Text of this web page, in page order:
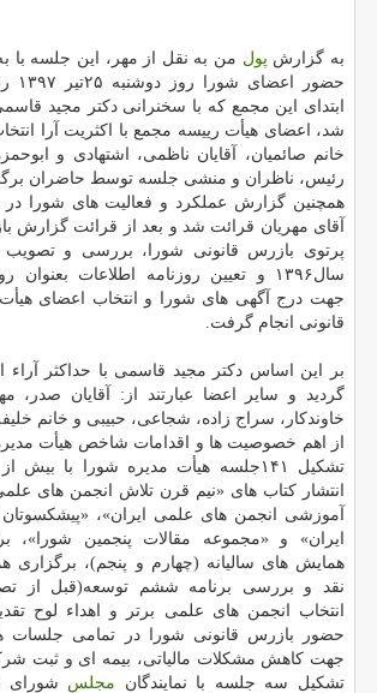
به گزارش پول من به نقل از مهر، این جلسه با
ابتدای این مجمع كه با سخنرانی دكتر مجید
شد، اعضای هیأت رییسه مجمع با اكثریت آرا
خانم صائمیان، آقایان ناظمی، اشتهادی و
رئیس، ناظران و منشی جلسه توسط حاضران
آقای مهریان قرائت شد و بعد از قرائت گزارش
پرتوی بازرس قانونی شورا، بررسی و
سال۱۳۹۶ و تعیین روزنامه اطلاعات بعنوان
جهت درج آگهی های شورا و انتخاب اعضای
قانونی انجام گرفت.
بر این اساس دكتر مجید قاسمی با حداكثر آراء
گردید و سایر اعضا عبارتند از: آقایان صدر،
خاوندكار، سراج زاده، شجاعی، حبیبی و خانم
از اهم خصوصیت ها و اقدامات شاخص هیأت
انتشار كتاب های «نیم قرن تلاش انجمن های
آموزشی انجمن های علمی ایران»،
ایران» و «مجموعه مقالات پنجمین شورا»،
همایش های سالیانه (چهارم و پنجم)،
نقد و بررسی برنامه ششم توسعه(قبل از
انتخاب انجمن های علمی برتر و اهداء لوح
حضور بازرس قانونی شورا در تمامی جلسات
جهت كاهش مشكلات مالیاتی، بیمه ای و ثبت
تشكیل سه جلسه با نمایندگان مجلس شورای